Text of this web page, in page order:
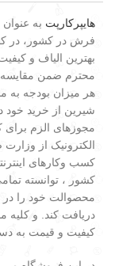
هایپرکارپت به
بهترین الیاف و
محترم ضمن مقایسه
هر میزان بودجه به
شیرین از خرید خود
مجوزهای الزم برای
الکترونیک از
کسب وکارهای
کشور ، توانسته
محصوالت خود را در
دریافت کند. و کلیه
کیفیت و قیمت به